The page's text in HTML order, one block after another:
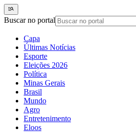
Buscar no portal
Capa
Últimas Notícias
Esporte
Eleições 2026
Política
Minas Gerais
Brasil
Mundo
Agro
Entretenimento
Eloos